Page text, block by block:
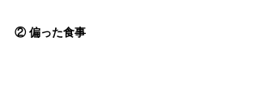
② 偏った食事